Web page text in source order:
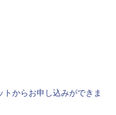
からお申し込みができま